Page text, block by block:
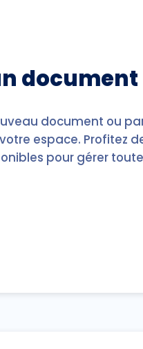
document
document ou
espace. Profitez
pour gérer